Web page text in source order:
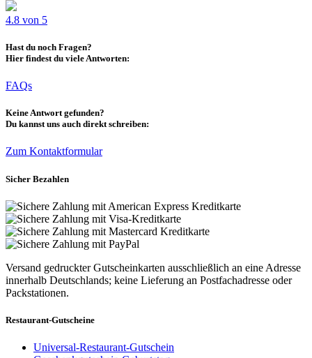
4.8 von 5
Hast du noch Fragen?
Hier findest du viele Antworten:
FAQs
Keine Antwort gefunden?
Du kannst uns auch direkt schreiben:
Zum Kontaktformular
Sicher Bezahlen
Versand gedruckter Gutscheinkarten ausschließlich an eine Adresse
innerhalb Deutschlands; keine Lieferung an Postfachadresse oder
Packstationen.
Restaurant-Gutscheine
Universal-Restaurant-Gutschein